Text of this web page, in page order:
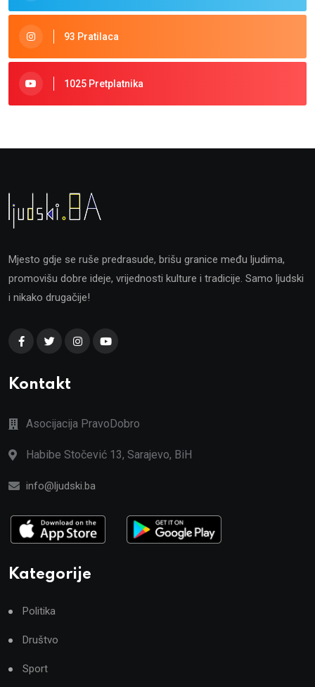
93 Pratilaca
1025 Pretplatnika
Mjesto gdje se ruše predrasude, brišu granice među ljudima,
promovišu dobre ideje, vrijednosti kulture i tradicije. Samo ljudski
i nikako drugačije!
Kontakt
Asocijacija PravoDobro
Habibe Stočević 13, Sarajevo, BiH
info@ljudski.ba
Kategorije
Politika
Društvo
Sport